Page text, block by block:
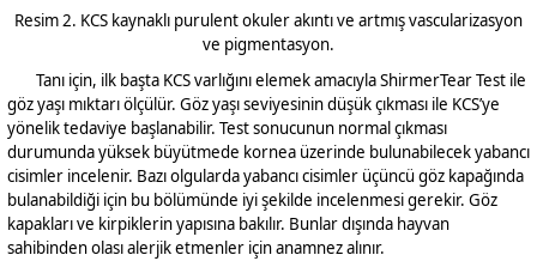
Resim2. KCS kaynaklı purulent okuler akıntı ve artmış vascularizasyon
ve pigmentasyon.
Tanı için, ilk başta KCS varlığını elemek amacıyla ShirmerTear Test ile
göz yaşı mıktarı ölçülür. Göz yaşı seviyesinin düşük çıkması ile KCS’ye
yönelik tedaviye başlanabilir. Test sonucunun normal çıkması
durumunda yüksek büyütmede kornea üzerinde bulunabilecek yabancı
cisimler incelenir. Bazı olgularda yabancı cisimler üçüncü göz kapağında
bulanabildiği için bu bölümünde iyi şekilde incelenmesi gerekir. Göz
kapakları ve kirpiklerin yapısına bakılır. Bunlar dışında hayvan
sahibinden olası alerjik etmenler için anamnez alınır.